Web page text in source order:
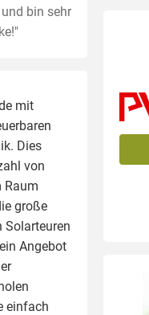
bin sehr
mit
Dies
von
Raum
große
Solarteuren
Angebot
einfach